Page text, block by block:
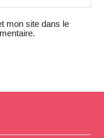
mon site dans le